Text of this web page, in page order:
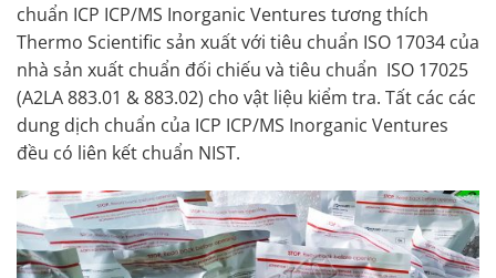
chuẩn ICP ICP/MS Inorganic Ventures tương thích
Thermo Scientific sản xuất với tiêu chuẩn ISO 17034 của
nhà sản xuất chuẩn đối chiếu và tiêu chuẩn ISO 17025
(A2LA 883.01 & 883.02) cho vật liệu kiểm tra. Tất các các
dung dịch chuẩn của ICP ICP/MS Inorganic Ventures
đều có liên kết chuẩn NIST.